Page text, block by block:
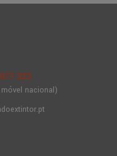
323
nacional)